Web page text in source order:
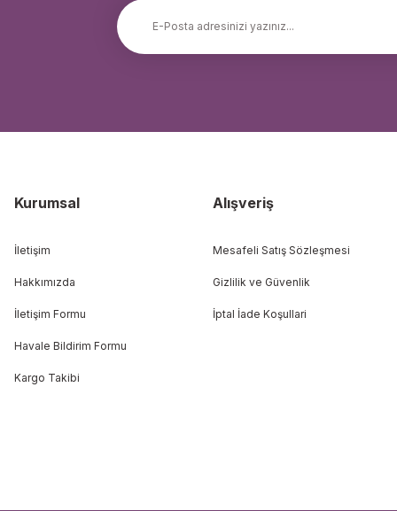
Kurumsal
İletişim
Hakkımızda
İletişim Formu
Havale Bildirim Formu
Kargo Takibi
Alışveriş
Mesafeli Satış Sözleşmesi
Gizlilik ve Güvenlik
İptal İade Koşullari